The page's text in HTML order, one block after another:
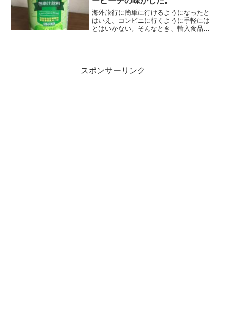
海外旅行に簡単に行けるようになったと
はいえ、コンビニに行くように手軽には
とはいかない。そんなとき、輸入食品店
スポンサーリンク